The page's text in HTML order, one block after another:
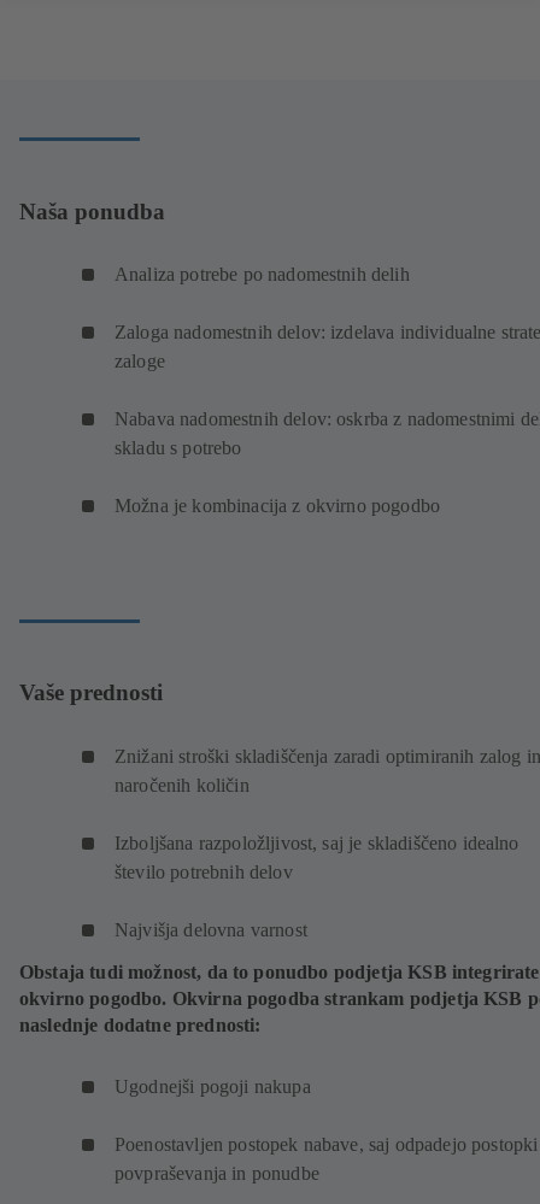
Naša ponudba
Analiza potrebe po nadomestnih delih
Zaloga nadomestnih delov: izdelava individualne
zaloge
Nabava nadomestnih delov: oskrba z nadomestnimi
skladu s potrebo
Možna je kombinacija z okvirno pogodbo
Vaše prednosti
Znižani stroški skladiščenja zaradi optimiranih zalog in
naročenih količin
Izboljšana razpoložljivost, saj je skladiščeno idealno
število potrebnih delov
Najvišja delovna varnost
Obstaja tudi možnost, da to ponudbo podjetja KSB
okvirno pogodbo. Okvirna pogodba strankam podjetja KSB
naslednje dodatne prednosti:
Ugodnejši pogoji nakupa
Poenostavljen postopek nabave, saj odpadejo postopki
povpraševanja in ponudbe